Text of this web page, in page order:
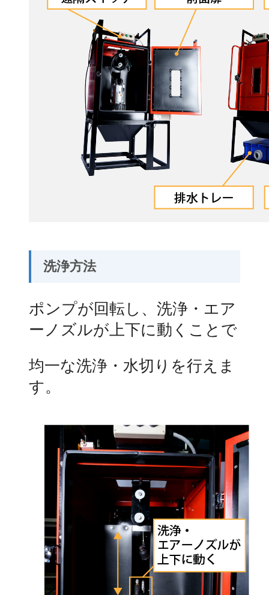
洗浄方法
ポンプが回転し、洗浄・エア
ーノズルが上下に動くことで
均一な洗浄・水切りを行えま
す。